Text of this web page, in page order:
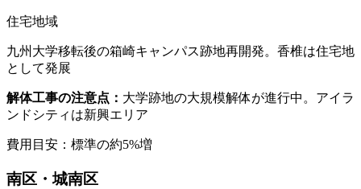
住宅地域
九州大学移転後の箱崎キャンパス跡地再開発。香椎は住宅地
として発展
解体工事の注意点： 大学跡地の大規模解体が進行中。アイラ
ンドシティは新興エリア
費用目安：標準の約5%増
南区・城南区